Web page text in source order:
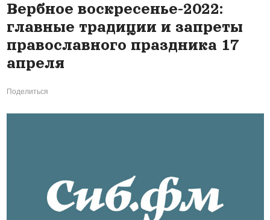
Вербное воскресенье-2022:
главные традиции и запреты
православного праздника 17
апреля
Поделиться